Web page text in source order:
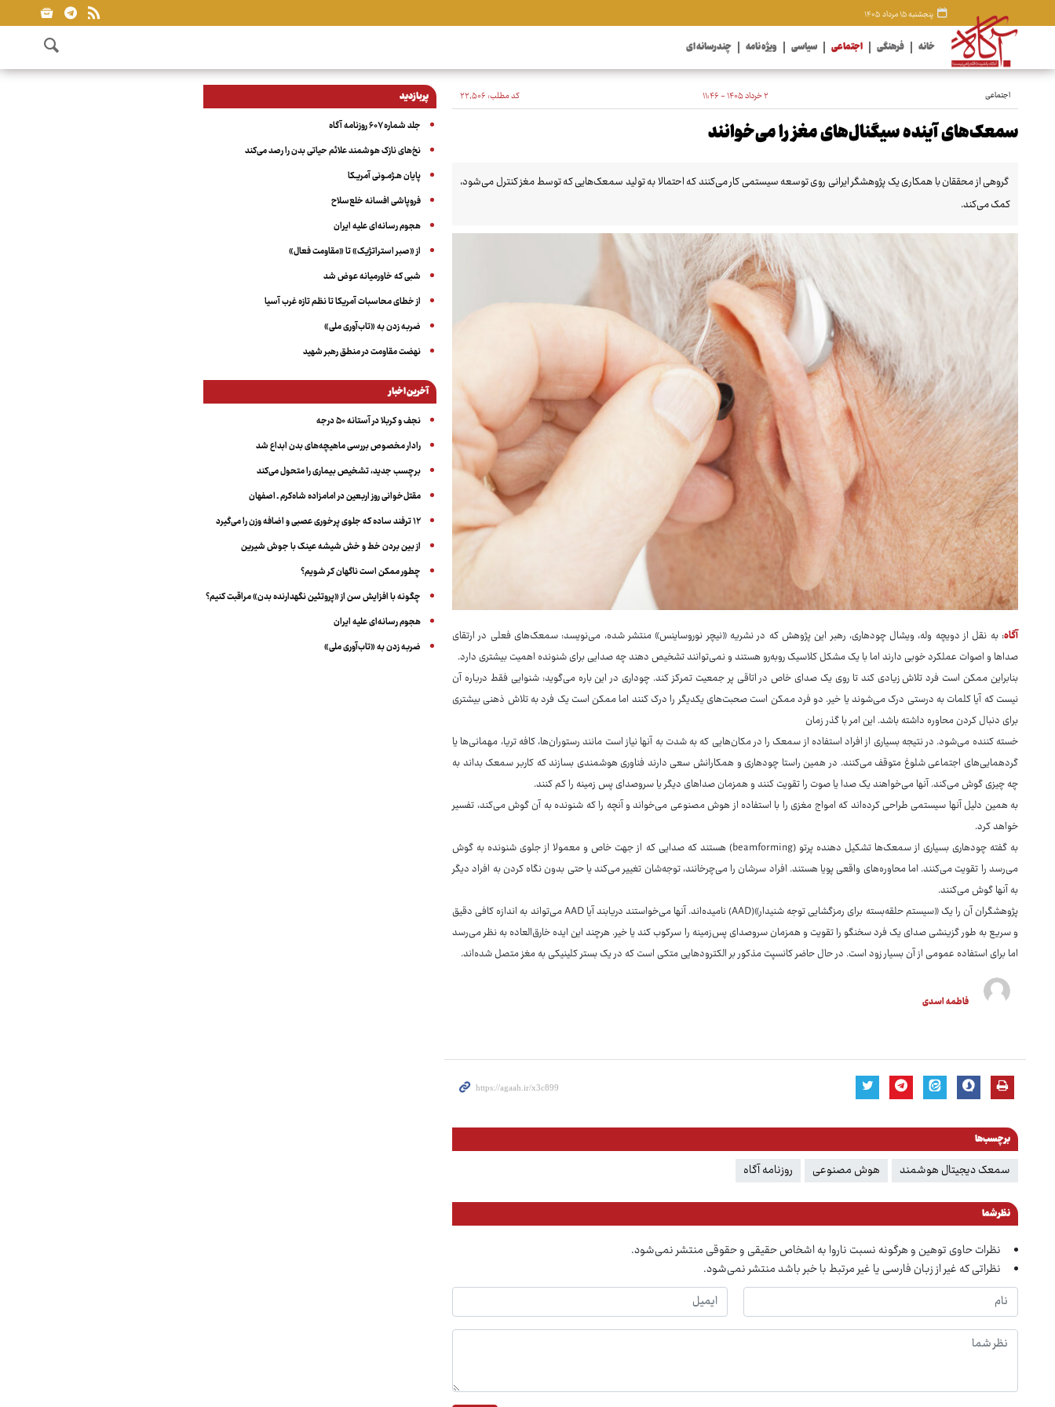
پنجشنبه ۱۵ مرداد ۱۴۰۵
خانه فرهنگی اجتماعی سیاسی ویژه نامه چندرسانه ای
اجتماعی ۲ خرداد ۱۴۰۵ - ۱۱:۴۶ کد مطلب:۲۲٬۵۰۶
سمعک‌های آینده سیگنال‌های مغز را می‌خوانند
گروهی از محققان با همکاری یک پژوهشگر ایرانی روی توسعه سیستمی کار می‌کنند که احتمالا به تولید سمعک‌هایی که توسط مغز کنترل می‌شود،
کمک می‌کند.
آگاه: به نقل از دویچه وله، ویشال چودهاری، رهبر این پژوهش که در نشریه «نیچر نوروساینس» منتشر شده، می‌نویسد: سمعک‌های فعلی در ارتقای
صداها و اصوات عملکرد خوبی دارند اما با یک مشکل کلاسیک روبه‌رو هستند و نمی‌توانند تشخیص دهند چه صدایی برای شنونده اهمیت بیشتری دارد.
بنابراین ممکن است فرد تلاش زیادی کند تا روی یک صدای خاص در اتاقی پر جمعیت تمرکز کند. چوداری در این باره می‌گوید: شنوایی فقط درباره آن
نیست که آیا کلمات به درستی درک می‌شوند یا خیر. دو فرد ممکن است صحبت‌های یکدیگر را درک کنند اما ممکن است یک فرد به تلاش ذهنی بیشتری
برای دنبال کردن محاوره داشته باشد. این امر با گذر زمان
خسته کننده می‌شود. در نتیجه بسیاری از افراد استفاده از سمعک را در مکان‌هایی که به شدت به آنها نیاز است مانند رستوران‌ها، کافه تریا، مهمانی‌ها یا
گردهمایی‌های اجتماعی شلوغ متوقف می‌کنند. در همین راستا چودهاری و همکارانش سعی دارند فناوری هوشمندی بسازند که کاربر سمعک بداند به
چه چیزی گوش می‌کند. آنها می‌خواهند یک صدا یا صوت را تقویت کنند و همزمان صداهای دیگر یا سروصدای پس زمینه را کم کنند.
به همین دلیل آنها سیستمی طراحی کرده‌اند که امواج مغزی را با استفاده از هوش مصنوعی می‌خواند و آنچه را که شنونده به آن گوش می‌کند، تفسیر
خواهد کرد.
به گفته چودهاری بسیاری از سمعک‌ها تشکیل دهنده پرتو (beamforming) هستند که صدایی که از جهت خاص و معمولا از جلوی شنونده به گوش
می‌رسد را تقویت می‌کنند. اما محاوره‌های واقعی پویا هستند. افراد سرشان را می‌چرخانند، توجه‌شان تغییر می‌کند یا حتی بدون نگاه کردن به افراد دیگر
به آنها گوش می‌کنند.
پژوهشگران آن را یک «سیستم حلقه‌بسته برای رمزگشایی توجه شنیدار»(AAD) نامیده‌اند. آنها می‌خواستند دریابند آیا AAD می‌تواند به اندازه کافی دقیق
و سریع به طور گزینشی صدای یک فرد سخنگو را تقویت و همزمان سروصدای پس‌زمینه را سرکوب کند یا خیر. هرچند این ایده خارق‌العاده به نظر می‌رسد
اما برای استفاده عمومی از آن بسیار زود است. در حال حاضر کانسپت مذکور بر الکترودهایی متکی است که در یک بستر کلینیکی به مغز متصل شده‌اند.
فاطمه اسدی
برچسب‌ها
سمعک دیجیتال هوشمند هوش مصنوعی روزنامه آگاه
نظر شما
نظرات حاوی توهین و هرگونه نسبت ناروا به اشخاص حقیقی و حقوقی منتشر نمی‌شود.
نظراتی که غیر از زبان فارسی یا غیر مرتبط با خبر باشد منتشر نمی‌شود.
پربازدید
جلد شماره ۶۰۷ روزنامه آگاه
نخ‌های نازک هوشمند علائم حیاتی بدن را رصد می‌کند
پایان هـژمـونی آمریـکا
فروپاشی افسانه خلع‌سلاح
هجوم رسانه‌ای علیه ایران
از «صبر استراتژیک» تا «مقاومت فعال»
شبی که خاورمیانه عوض شد
از خطای محاسبات آمریکا تا نظم تازه غرب آسیا
ضربه زدن به «تاب‌آوری ملی»
نهضت مقاومت در منطق رهبر شهید
آخرین اخبار
نجف و کربلا در آستانه ۵۰ درجه
رادار مخصوص بررسی ماهیچه‌های بدن ابداع شد
برچسب جدید، تشخیص بیماری را متحول می‌کند
مقتل‌خوانی روز اربعین در امامزاده شاه‌کرم ـ اصفهان
۱۲ ترفند ساده که جلوی پرخوری عصبی و اضافه ‌وزن را می‌گیرد
از بین بردن خط و خش شیشه عینک با جوش شیرین
چطور ممکن است ناگهان کر شویم؟
چگونه با افزایش سن از «پروتئین نگهدارنده بدن» مراقبت کنیم؟
هجوم رسانه‌ای علیه ایران
ضربه زدن به «تاب‌آوری ملی»